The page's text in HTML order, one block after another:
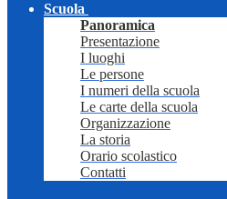
Scuola
Panoramica
Presentazione
I luoghi
Le persone
I numeri della scuola
Le carte della scuola
Organizzazione
La storia
Orario scolastico
Contatti